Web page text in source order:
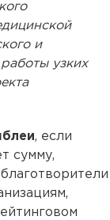
и
узких
, если
сумму,